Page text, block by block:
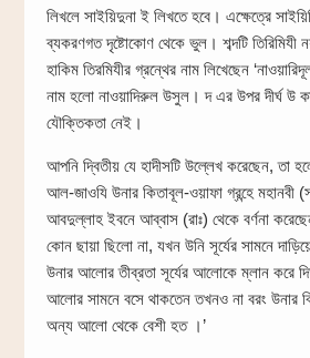
লিখলে সাইয়িদুনা ই লিখতে হবে। এক্ষেত্রে
ব্যকরণগত দৃষ্টোকোণ থেকে ভুল। শব্দটি তিরিমিযী
হাকিম তিরমিযীর গ্রন্থের নাম লিখেছেন
নাম হলো নাওয়াদিরুল উসুল। দ এর উপর দীর্ঘ উ
যৌক্তিকতা নেই।
আপনি দ্বিতীয় যে হাদীসটি উল্লেখ করেছেন, তা
আল-জাওযি উনার কিতাবূল-ওয়াফা গ্রন্হে মহানবী
আবদুল্লাহ ইবনে আব্বাস (রাঃ) থেকে বর্ণনা
কোন ছায়া ছিলো না, যখন উনি সূর্যের সামনে
উনার আলোর তীব্রতা সূর্যের আলোকে ম্লান করে
আলোর সামনে বসে থাকতেন তখনও না বরং উনার
অন্য আলো থেকে বেশী হত ।‌’